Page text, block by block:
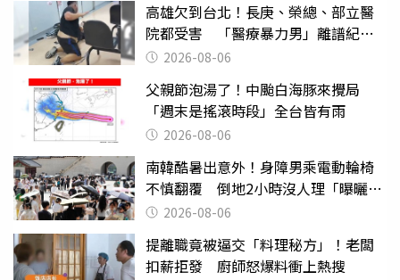
高雄欠到台北！長庚、榮總、部立醫
院都受害 「醫療暴力男」離譜紀錄
曝光2026-08-06
父親節泡湯了！中颱白海豚來攪局
「週末是搖滾時段」全台皆有雨
2026-08-06
南韓酷暑出意外！身障男乘電動輪椅
不慎翻覆 倒地2小時沒人理「曝曬
亡」2026-08-06
提離職竟被逼交「料理秘方」！老闆
扣薪拒發 廚師怒爆料衝上熱搜